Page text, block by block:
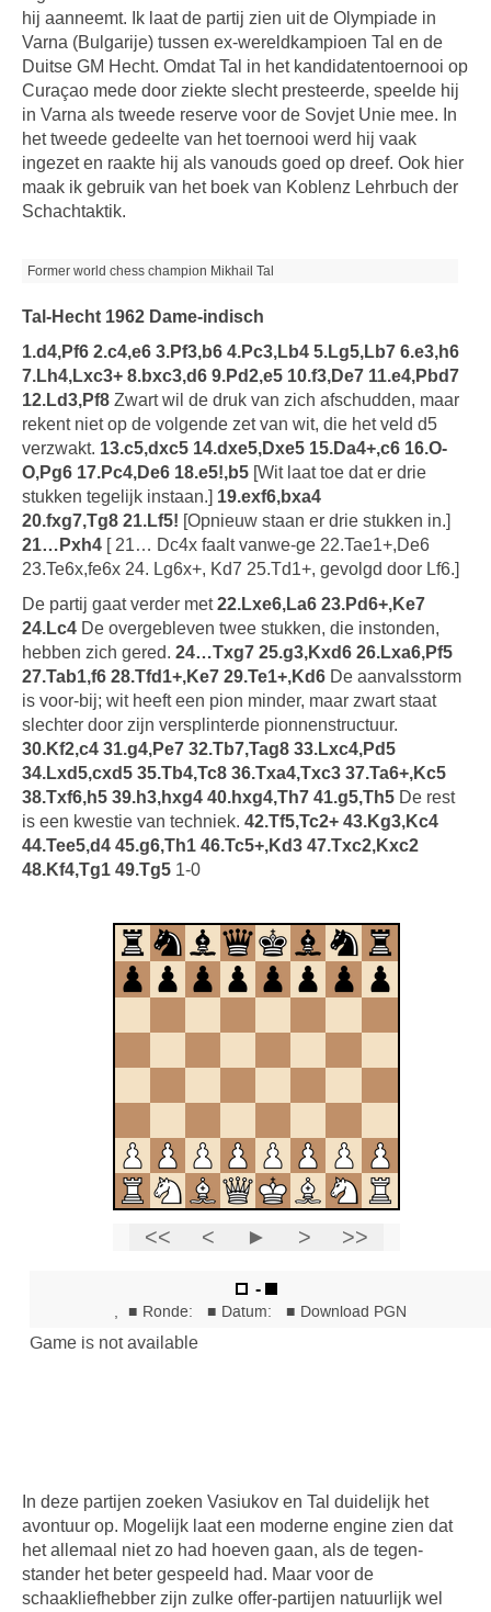
hij aanneemt. Ik laat de partij zien uit de Olympiade in
Varna (Bulgarije) tussen ex-wereldkampioen Tal en de
Duitse GM Hecht. Omdat Tal in het kandidatentoernooi op
Curaçao mede door ziekte slecht presteerde, speelde hij
in Varna als tweede reserve voor de Sovjet Unie mee. In
het tweede gedeelte van het toernooi werd hij vaak
ingezet en raakte hij als vanouds goed op dreef. Ook hier
maak ik gebruik van het boek van Koblenz Lehrbuch der
Schachtaktik.
Former world chess champion Mikhail Tal
Tal-Hecht 1962 Dame-indisch
1.d4,Pf6 2.c4,e6 3.Pf3,b6 4.Pc3,Lb4 5.Lg5,Lb7 6.e3,h6
7.Lh4,Lxc3+ 8.bxc3,d6 9.Pd2,e5 10.f3,De7 11.e4,Pbd7
12.Ld3,Pf8 Zwart wil de druk van zich afschudden, maar
rekent niet op de volgende zet van wit, die het veld d5
verzwakt. 13.c5,dxc5 14.dxe5,Dxe5 15.Da4+,c6 16.O-
O,Pg6 17.Pc4,De6 18.e5!,b5 [Wit laat toe dat er drie
stukken tegelijk instaan.] 19.exf6,bxa4
20.fxg7,Tg8 21.Lf5! [Opnieuw staan er drie stukken in.]
21…Pxh4 [ 21… Dc4x faalt vanwe-ge 22.Tae1+,De6
23.Te6x,fe6x 24. Lg6x+, Kd7 25.Td1+, gevolgd door Lf6.]
De partij gaat verder met22.Lxe6,La6 23.Pd6+,Ke7
24.Lc4 De overgebleven twee stukken, die instonden,
hebben zich gered. 24…Txg7 25.g3,Kxd6 26.Lxa6,Pf5
27.Tab1,f6 28.Tfd1+,Ke7 29.Te1+,Kd6 De aanvalsstorm
is voor-bij; wit heeft een pion minder, maar zwart staat
slechter door zijn versplinterde pionnenstructuur.
30.Kf2,c4 31.g4,Pe7 32.Tb7,Tag8 33.Lxc4,Pd5
34.Lxd5,cxd5 35.Tb4,Tc8 36.Txa4,Txc3 37.Ta6+,Kc5
38.Txf6,h5 39.h3,hxg4 40.hxg4,Th7 41.g5,Th5 De rest
is een kwestie van techniek. 42.Tf5,Tc2+ 43.Kg3,Kc4
44.Tee5,d4 45.g6,Th1 46.Tc5+,Kd3 47.Txc2,Kxc2
48.Kf4,Tg1 49.Tg5 1-0
In deze partijen zoeken Vasiukov en Tal duidelijk het
avontuur op. Mogelijk laat een moderne engine zien dat
het allemaal niet zo had hoeven gaan, als de tegen-
stander het beter gespeeld had. Maar voor de
schaakliefhebber zijn zulke offer-partijen natuurlijk wel